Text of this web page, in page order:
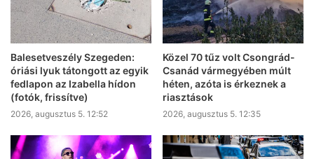
Balesetveszély Szegeden:
óriási lyuk tátongott az egyik
fedlapon az Izabella hídon
(fotók, frissítve)
2026, augusztus 5. 12:52
Közel 70 tűz volt Csongrád-
Csanád vármegyében múlt
héten, azóta is érkeznek a
riasztások
2026, augusztus 5. 12:35